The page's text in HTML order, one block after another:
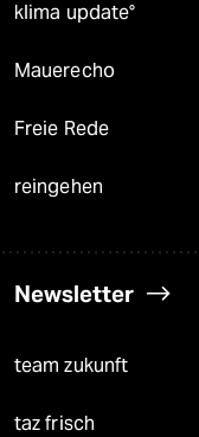
klima update°
Mauerecho
Freie Rede
reingehen
Newsletter
team zukunft
taz frisch